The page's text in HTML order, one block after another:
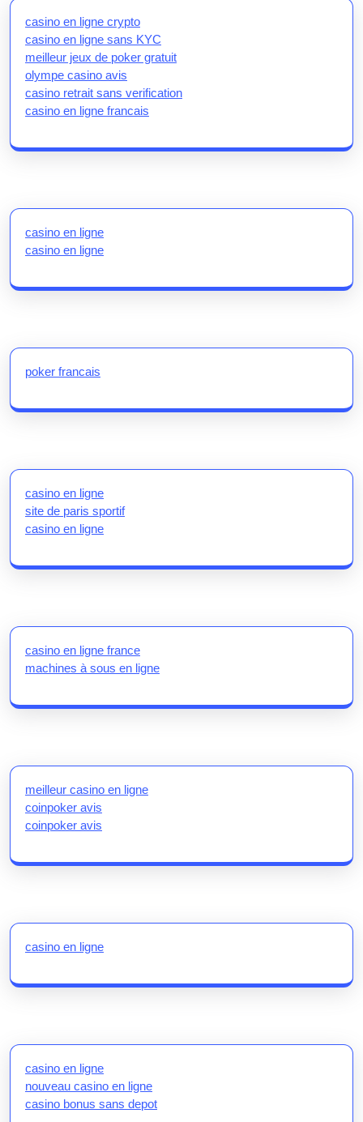
casino en ligne crypto
casino en ligne sans KYC
meilleur jeux de poker gratuit
olympe casino avis
casino retrait sans verification
casino en ligne francais
casino en ligne
casino en ligne
poker francais
casino en ligne
site de paris sportif
casino en ligne
casino en ligne france
machines à sous en ligne
meilleur casino en ligne
coinpoker avis
coinpoker avis
casino en ligne
casino en ligne
nouveau casino en ligne
casino bonus sans depot